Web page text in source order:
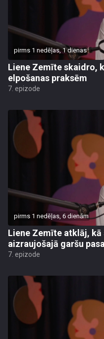
pirms 1 nedēļas, 1 dienas
Liene Zemīte skaidro,
elpošanas praksēm
7. epizode
pirms 1 nedēļas, 6 dienām
Liene Zemīte atklāj, kā
aizraujošajā garšu
7. epizode